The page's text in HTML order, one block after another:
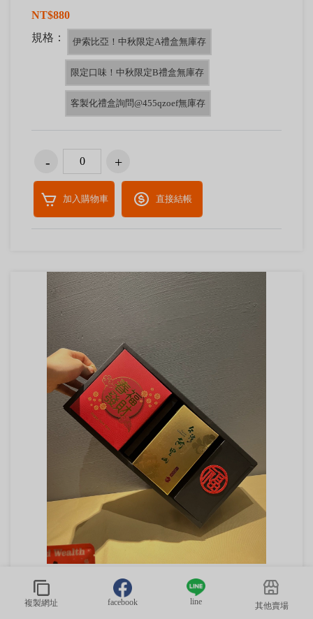
複製網址 facebook line 其他賣場
NT$880
規格：
伊索比亞！中秋限定A禮盒無庫存
限定口味！中秋限定B禮盒無庫存
客製化禮盒詢問@455qzoef無庫存
加入購物車 直接結帳
(無庫存) 新年禮盒~咖茶相伴 X 日常對飲｜輕禮盒 [HON
咖啡] 熱銷商品 客製化禮盒 茶葉禮盒 咖啡禮盒 阿里山
茶葉